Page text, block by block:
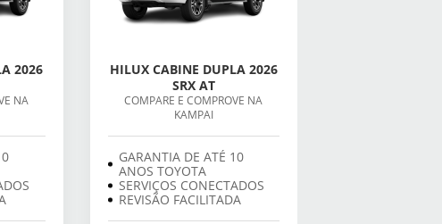
2026
NA
HILUX CABINE DUPLA 2026
SRX AT
COMPARE E COMPROVE NA
KAMPAI
GARANTIA DE ATÉ 10
ANOS TOYOTA
SERVIÇOS CONECTADOS
REVISÃO FACILITADA